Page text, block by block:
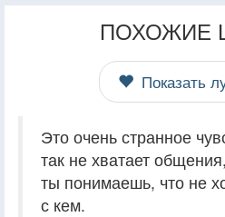
ПОХОЖИЕ
Показать
Это очень странное
так не хватает
ты понимаешь, что не
с кем.